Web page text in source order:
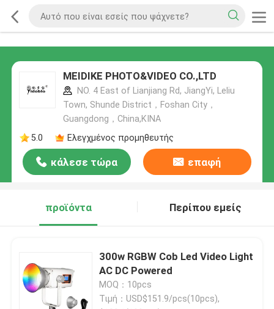
MEIDIKE PHOTO&VIDEO CO.,LTD
NO. 4 East of Lianjiang Rd, JiangYi, Leliu
Town, Shunde District，Foshan City，
Guangdong，China,ΚΙΝΑ
5.0
Ελεγχμένος προμηθευτής
κάλεσε τώρα επαφή
προϊόντα Περίπου εμείς
300w RGBW Cob Led Video Light
AC DC Powered
MOQ：10pcs
Τιμή：USD$151.9/pcs(10pcs),